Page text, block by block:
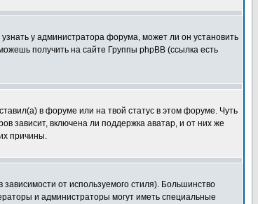
у администратора форума, может ли он установить
получить на сайте Группы phpBB (ссылка есть
в форуме или на твой статус в этом форуме. Чуть
зависит, включена ли поддержка аватар, и от них же
причины.
от используемого стиля). Большинство
и администраторы могут иметь специальные